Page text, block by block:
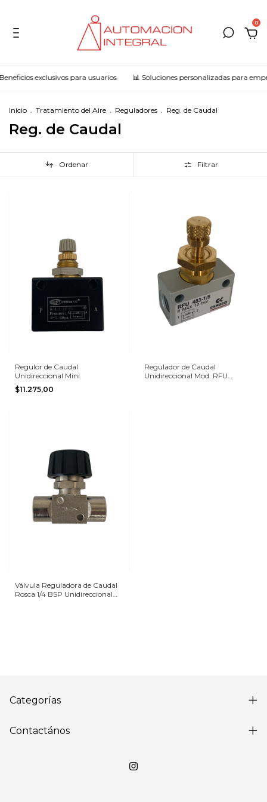
0
exclusivos para usuarios 📊 Soluciones personalizadas para
Inicio . Tratamiento del Aire . Reguladores . Reg. de Caudal
Reg. de Caudal
Ordenar Filtrar
Regulor de Caudal
Unidireccional Mini
$11.275,00
Regulador de Caudal
Unidireccional Mod. RFU
Válvula Reguladora de Caudal
Rosca 1/4 BSP Unidireccional
Categorías
Contactános